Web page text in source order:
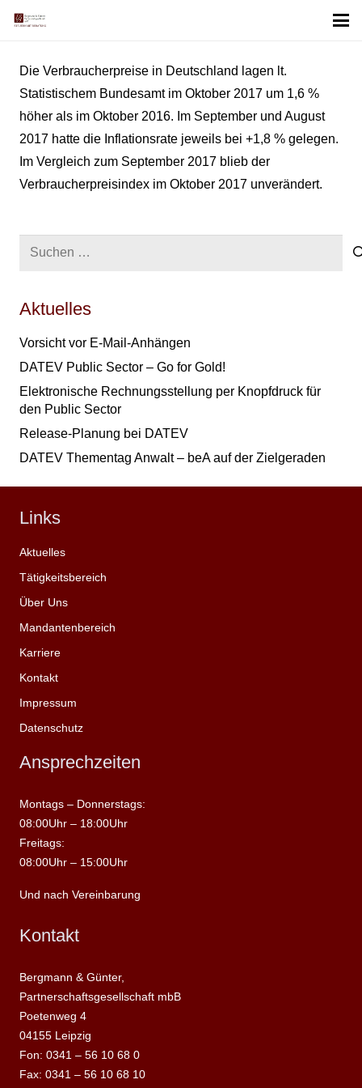
Die Verbraucherpreise in Deutschland lagen lt.
Statistischem Bundesamt im Oktober 2017 um 1,6 %
höher als im Oktober 2016. Im September und August
2017 hatte die Inflationsrate jeweils bei +1,8 % gelegen.
Im Vergleich zum September 2017 blieb der
Verbraucherpreisindex im Oktober 2017 unverändert.
Suchen
Aktuelles
Vorsicht vor E-Mail-Anhängen
DATEV Public Sector – Go for Gold!
Elektronische Rechnungsstellung per Knopfdruck für
den Public Sector
Release-Planung bei DATEV
DATEV Thementag Anwalt – beA auf der Zielgeraden
Links
Aktuelles
Tätigkeitsbereich
Über Uns
Mandantenbereich
Karriere
Kontakt
Impressum
Datenschutz
Ansprechzeiten
Montags – Donnerstags:
08:00Uhr – 18:00Uhr
Freitags:
08:00Uhr – 15:00Uhr
Und nach Vereinbarung
Kontakt
Bergmann & Günter,
Partnerschaftsgesellschaft mbB
Poetenweg 4
04155 Leipzig
Fon: 0341 – 56 10 68 0
Fax: 0341 – 56 10 68 10